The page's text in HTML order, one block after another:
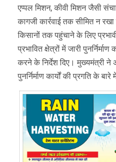
एप्पल मिशन, कीवी मिशन जैसी
कागजी कार्रवाई तक सीमित न
किसानों तक पहुंचाने के लिए
प्रभावित क्षेत्रों में जारी
करने के निर्देश दिए। मुख्यमंत्री ने
पुनर्निर्माण कार्यों की प्रगति के